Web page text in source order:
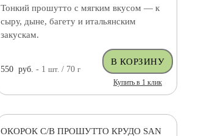
Тонкий прошутто с мягким вкусом — к
сыру, дыне, багету и итальянским
закускам.
550 руб. - 1шт. / 70г
Купить в 1 клик
ОКОРОК С/В ПРОШУТТО КРУДО SAN